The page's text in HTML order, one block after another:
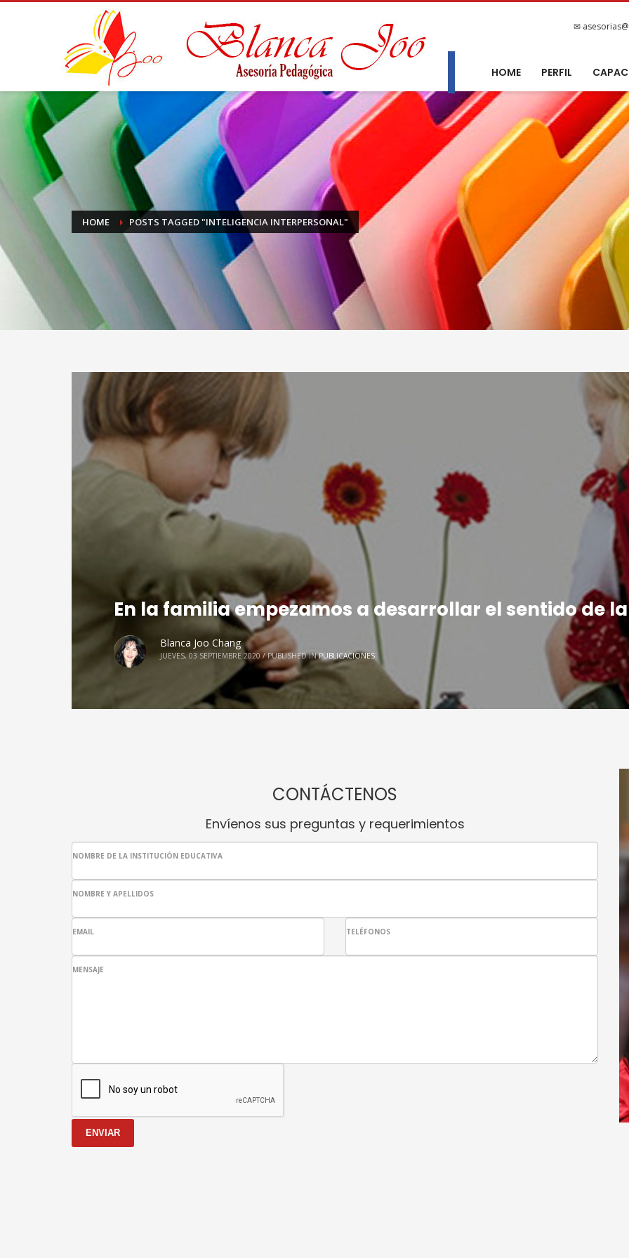
✉
HOME PERFIL
HOME POSTS TAGGED "INTELIGENCIA INTERPERSONAL"
En la familia empezamos a desarrollar el sentido de
Blanca Joo Chang
JUEVES, 03 SEPTIEMBRE 2020 / PUBLISHED IN PUBLICACIONES
CONTÁCTENOS
Envíenos sus preguntas y requerimientos
NOMBRE DE LA INSTITUCIÓN EDUCATIVA
NOMBRE Y APELLIDOS
EMAIL TELÉFONOS
MENSAJE
ENVIAR